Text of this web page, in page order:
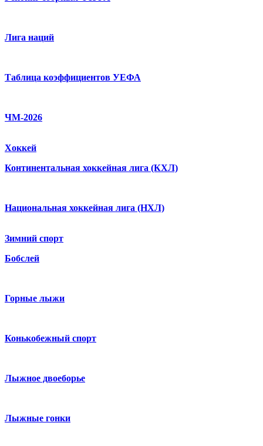
Лига наций
Таблица коэффициентов УЕФА
ЧМ-2026
Хоккей
Континентальная хоккейная лига (КХЛ)
Национальная хоккейная лига (НХЛ)
Зимний спорт
Бобслей
Горные лыжи
Конькобежный спорт
Лыжное двоеборье
Лыжные гонки